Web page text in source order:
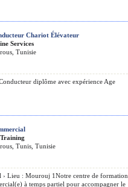
Chariot Élévateur
Services
Tunisie
diplôme avec expérience Age
Tunis, Tunisie
› Lieu : Mourouj 1Notre centre de formation
à temps partiel pour accompagner le